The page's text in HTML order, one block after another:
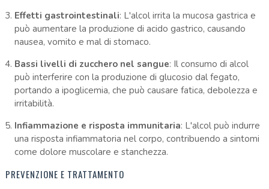
Effetti gastrointestinali: L'alcol irrita la mucosa gastrica e
può aumentare la produzione di acido gastrico, causando
nausea, vomito e mal di stomaco.
Bassi livelli di zucchero nel sangue: Il consumo di alcol
può interferire con la produzione di glucosio dal fegato,
portando a ipoglicemia, che può causare fatica, debolezza e
irritabilità.
Infiammazione e risposta immunitaria: L'alcol può indurre
una risposta infiammatoria nel corpo, contribuendo a sintomi
come dolore muscolare e stanchezza.
PREVENZIONE E TRATTAMENTO